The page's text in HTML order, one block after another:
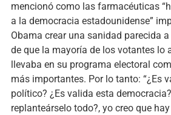
mencionó como las farmacéuticas
a la democracia estadounidense”
Obama crear una sanidad parecida
de que la mayoría de los votantes lo
llevaba en su programa electoral
más importantes. Por lo tanto: “¿Es
político? ¿Es valida esta
replanteárselo todo?, yo creo que